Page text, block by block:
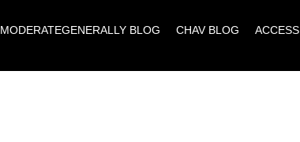
MODERATEGENERALLY BLOG CHAV BLOG ACCESS